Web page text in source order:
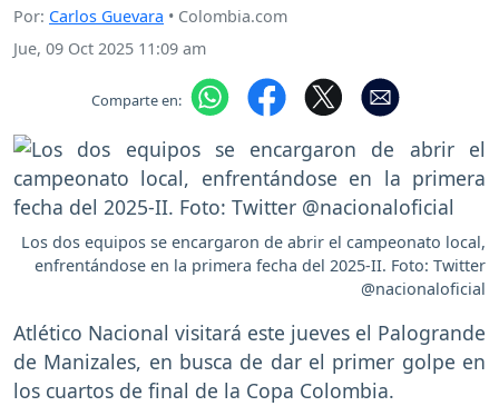
Por: Carlos Guevara • Colombia.com
Jue, 09 Oct 2025 11:09 am
Comparte en:
Los dos equipos se encargaron de abrir el campeonato local,
enfrentándose en la primera fecha del 2025-II. Foto: Twitter
@nacionaloficial
Atlético Nacional visitará este jueves el Palogrande
de Manizales, en busca de dar el primer golpe en
los cuartos de final de la Copa Colombia.